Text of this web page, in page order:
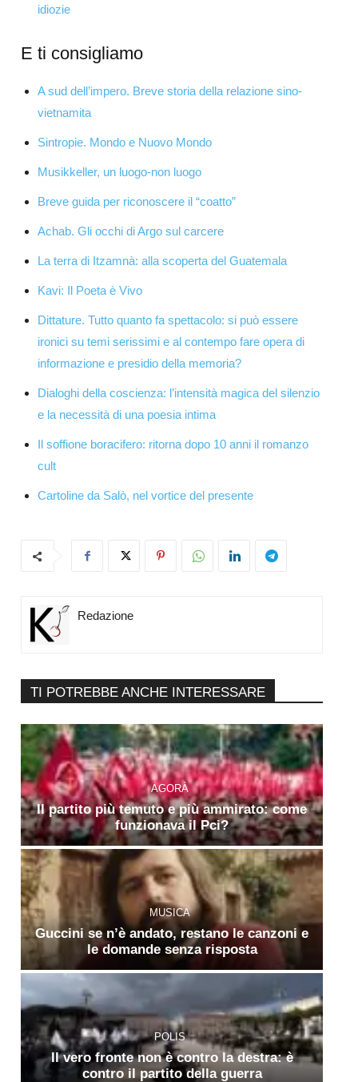
idiozie
E ti consigliamo
A sud dell’impero. Breve storia della relazione sino-
vietnamita
Sintropie. Mondo e Nuovo Mondo
Musikkeller, un luogo-non luogo
Breve guida per riconoscere il “coatto”
Achab. Gli occhi di Argo sul carcere
La terra di Itzamnà: alla scoperta del Guatemala
Kavi: Il Poeta è Vivo
Dittature. Tutto quanto fa spettacolo: si può essere
ironici su temi serissimi e al contempo fare opera di
informazione e presidio della memoria?
Dialoghi della coscienza: l’intensità magica del silenzio
e la necessità di una poesia intima
Il soffione boracifero: ritorna dopo 10 anni il romanzo
cult
Cartoline da Salò, nel vortice del presente
Redazione
TI POTREBBE ANCHE INTERESSARE
AGORÀ
Il partito più temuto e più ammirato: come
funzionava il Pci?
MUSICA
Guccini se n’è andato, restano le canzoni e
le domande senza risposta
POLIS
Il vero fronte non è contro la destra: è
contro il partito della guerra